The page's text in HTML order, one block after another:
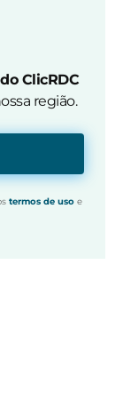
ClicRDC
região.
termos de usoe